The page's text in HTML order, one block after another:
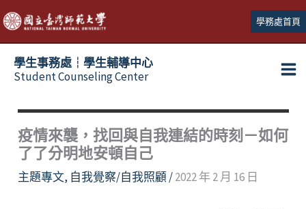
跳
至
主
學務處首頁
學生事務處┆學生輔導中心
Student Counseling Center
疫情來襲，找回與自我連結的時刻－如何
了了分明地安頓自己
主題專文, 自我覺察/自我照顧/2022 年 2 月 16 日